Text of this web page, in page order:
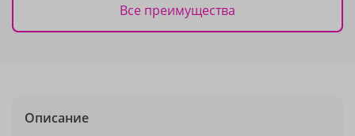
Все преимущества
Описание